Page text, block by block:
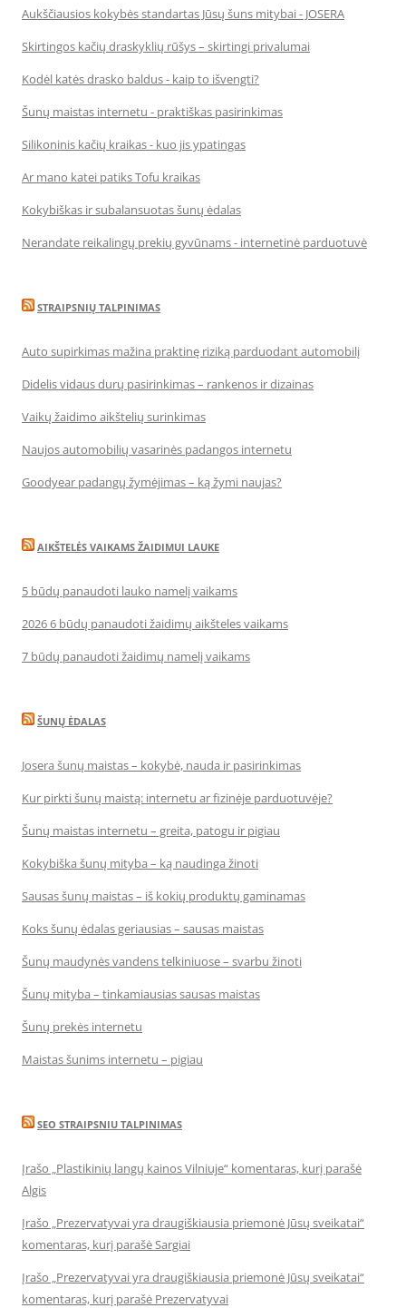
Aukščiausios kokybės standartas Jūsų šuns mitybai - JOSERA
Skirtingos kačių draskyklių rūšys – skirtingi privalumai
Kodėl katės drasko baldus - kaip to išvengti?
Šunų maistas internetu - praktiškas pasirinkimas
Silikoninis kačių kraikas - kuo jis ypatingas
Ar mano katei patiks Tofu kraikas
Kokybiškas ir subalansuotas šunų ėdalas
Nerandate reikalingų prekių gyvūnams - internetinė parduotuvė
STRAIPSNIŲ TALPINIMAS
Auto supirkimas mažina praktinę riziką parduodant automobilį
Didelis vidaus durų pasirinkimas – rankenos ir dizainas
Vaikų žaidimo aikštelių surinkimas
Naujos automobilių vasarinės padangos internetu
Goodyear padangų žymėjimas – ką žymi naujas?
AIKŠTELĖS VAIKAMS ŽAIDIMUI LAUKE
5 būdų panaudoti lauko namelį vaikams
2026 6 būdų panaudoti žaidimų aikšteles vaikams
7 būdų panaudoti žaidimų namelį vaikams
ŠUNŲ ĖDALAS
Josera šunų maistas – kokybė, nauda ir pasirinkimas
Kur pirkti šunų maistą: internetu ar fizinėje parduotuvėje?
Šunų maistas internetu – greita, patogu ir pigiau
Kokybiška šunų mityba – ką naudinga žinoti
Sausas šunų maistas – iš kokių produktų gaminamas
Koks šunų ėdalas geriausias – sausas maistas
Šunų maudynės vandens telkiniuose – svarbu žinoti
Šunų mityba – tinkamiausias sausas maistas
Šunų prekės internetu
Maistas šunims internetu – pigiau
SEO STRAIPSNIU TALPINIMAS
Įrašo „Plastikinių langų kainos Vilniuje“ komentaras, kurį parašė
Algis
Įrašo „Prezervatyvai yra draugiškiausia priemonė Jūsų sveikatai“
komentaras, kurį parašė Sargiai
Įrašo „Prezervatyvai yra draugiškiausia priemonė Jūsų sveikatai“
komentaras, kurį parašė Prezervatyvai